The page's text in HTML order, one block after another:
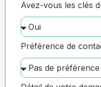
Avez-vous les clés
Préférence de